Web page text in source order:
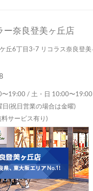
ー奈良登美ヶ丘店
丘6丁目3-7 リコラス奈良登
〜19:00 / 土・日 10:00〜19:00
日(祝日営業の場合は金曜)
サービス有り)